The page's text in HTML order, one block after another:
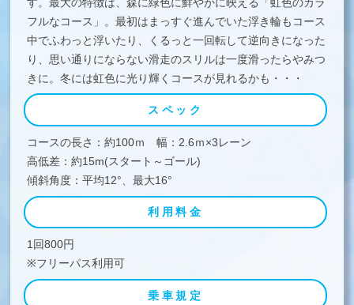
フルなコース」。最初はまっすぐ進んでいた浮き輪もコース
中でふわっと浮いたり、くるっと一回転して逆向きになった
り、思い通りにならない滑走のスリルは一度滑ったらやみつ
きに。冬には虹色に光り輝くコースが見れるかも・・・
スペック
コースの長さ：約100ｍ 幅：2.6ｍ×3レーン
高低差：約15m(スタート～ゴール)
傾斜角度：平均12°、最大16°
利用料金
1回800円
※フリーパス利用可
乗車規定